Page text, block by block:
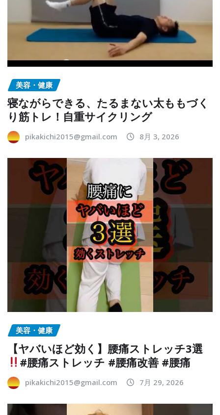
美容・健康
寝ながらできる、たるまない太ももづく
り筋トレ！自重サイクリング
pikakichi2015@gmail.com 8月 3, 2026
美容・健康
【ヤバいほど効く】腰痛ストレッチ3選
#腰痛ストレッチ #腰痛改善 #腰痛
pikakichi2015@gmail.com 7月 29, 2026